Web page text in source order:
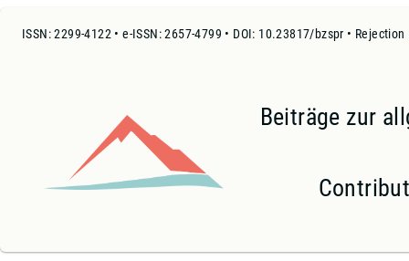
ISSN: 2299-4122 • e-ISSN: 2657-4799 • DOI: 10.23817/bzspr •
Beiträge zur